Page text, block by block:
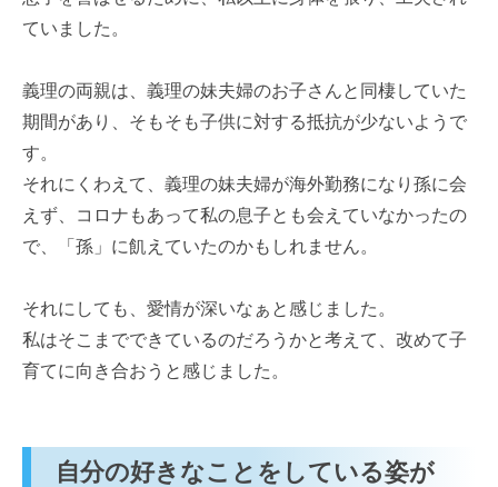
ていました。
義理の両親は、義理の妹夫婦のお子さんと同棲していた
期間があり、そもそも子供に対する抵抗が少ないようで
す。
それにくわえて、義理の妹夫婦が海外勤務になり孫に会
えず、コロナもあって私の息子とも会えていなかったの
で、「孫」に飢えていたのかもしれません。
それにしても、愛情が深いなぁと感じました。
私はそこまでできているのだろうかと考えて、改めて子
育てに向き合おうと感じました。
自分の好きなことをしている姿が